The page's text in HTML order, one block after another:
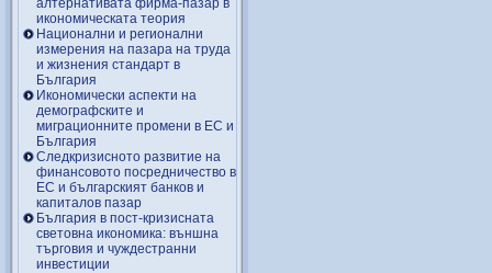
алтернативата фирма-пазар в
икономическата теория
Национални и регионални
измерения на пазара на труда
и жизнения стандарт в
България
Икономически аспекти на
демографските и
миграционните промени в ЕС и
България
Следкризисното развитие на
финансовото посредничество в
ЕС и българският банков и
капиталов пазар
България в пост-кризисната
световна икономика: външна
търговия и чуждестранни
инвестиции